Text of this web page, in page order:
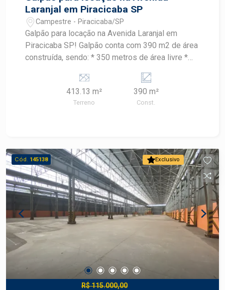
Laranjal em Piracicaba SP
Campestre - Piracicaba/SP
Galpão para locação na Avenida Laranjal em
Piracicaba SP! Galpão conta com 390 m2 de área
construída, sendo: * 350 metros de área livre *
Avenida com intenso fluxo de veículos, cercada
por vários condomínios residenciais e diversos
413.13 m²
Terreno
390 m²
Const.
Exclusivo
Cód. 145138
R$ 115.000,00